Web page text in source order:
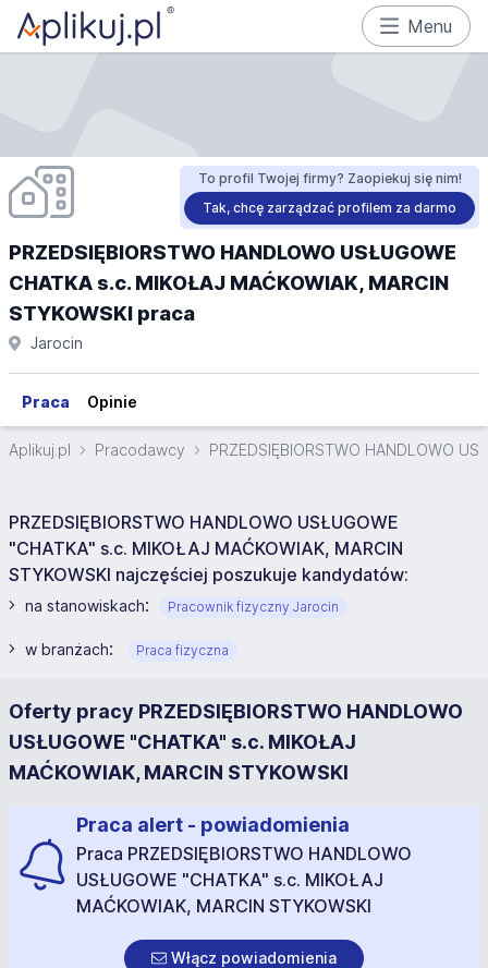
Menu
To profil Twojej firmy? Zaopiekuj się nim!
Tak, chcę zarządzać profilem za darmo
PRZEDSIĘBIORSTWO HANDLOWO USŁUGOWE
CHATKA s.c. MIKOŁAJ MAĆKOWIAK, MARCIN
STYKOWSKI praca
Jarocin
Praca Opinie
Aplikuj.pl Pracodawcy PRZEDSIĘBIORSTWO HANDLOWO
PRZEDSIĘBIORSTWO HANDLOWO USŁUGOWE
"CHATKA" s.c. MIKOŁAJ MAĆKOWIAK, MARCIN
STYKOWSKI najczęściej poszukuje kandydatów:
na stanowiskach: Pracownik fizyczny Jarocin
w branżach: Praca fizyczna
Oferty pracy PRZEDSIĘBIORSTWO HANDLOWO
USŁUGOWE "CHATKA" s.c. MIKOŁAJ
MAĆKOWIAK, MARCIN STYKOWSKI
Praca alert - powiadomienia
Praca PRZEDSIĘBIORSTWO HANDLOWO
USŁUGOWE "CHATKA" s.c. MIKOŁAJ
MAĆKOWIAK, MARCIN STYKOWSKI
Włącz powiadomienia